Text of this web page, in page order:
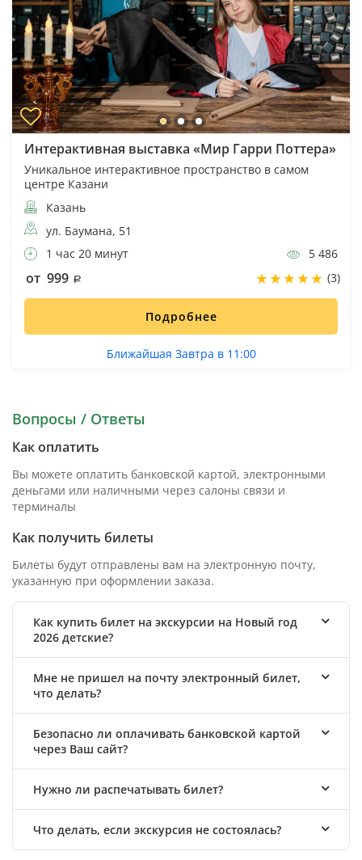
Интерактивная выставка «Мир Гарри Поттера»
Уникальное интерактивное пространство в самом
центре Казани
Казань
ул. Баумана, 51
1 час 20 минут
5 486
от 999 (3)
Подробнее
Ближайшая Завтра в 11:00
Вопросы / Ответы
Как оплатить
Вы можете оплатить банковской картой, электронными
деньгами или наличными через салоны связи и
терминалы
Как получить билеты
Билеты будут отправлены вам на электронную почту,
указанную при оформлении заказа.
Как купить билет на экскурсии на Новый год
2026 детские?
Мне не пришел на почту электронный билет,
что делать?
Безопасно ли оплачивать банковской картой
через Ваш сайт?
Нужно ли распечатывать билет?
Что делать, если экскурсия не состоялась?